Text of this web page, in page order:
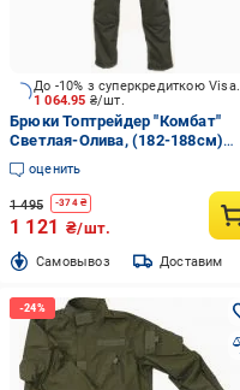
1 064.95 ₴/шт.
До -10% з суперкредиткою Visa Вигода
Брюки Топтрейдер "Комбат"
Светлая-Олива, (182-188см)
(60-62 р) р.XXL
оценить
1 495 -374₴
1 121 ₴/шт.
Cамовывоз Доставим